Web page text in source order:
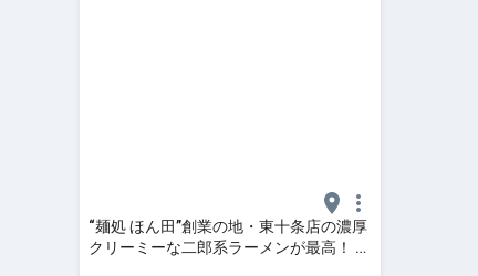
“麺処 ほん田”創業の地・東十条店の濃厚
クリーミーな二郎系ラーメンが最高！ ｜